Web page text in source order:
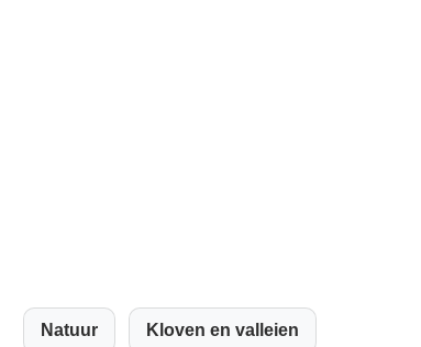
Natuur Kloven en valleien